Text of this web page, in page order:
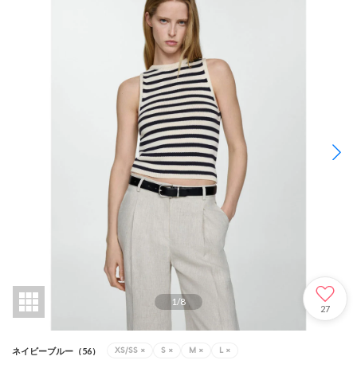
1/8
27
ネイビーブルー（56） XS/SS × S × M × L ×